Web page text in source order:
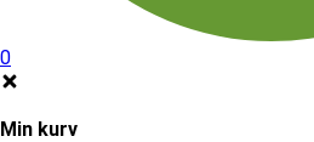
0
Min kurv